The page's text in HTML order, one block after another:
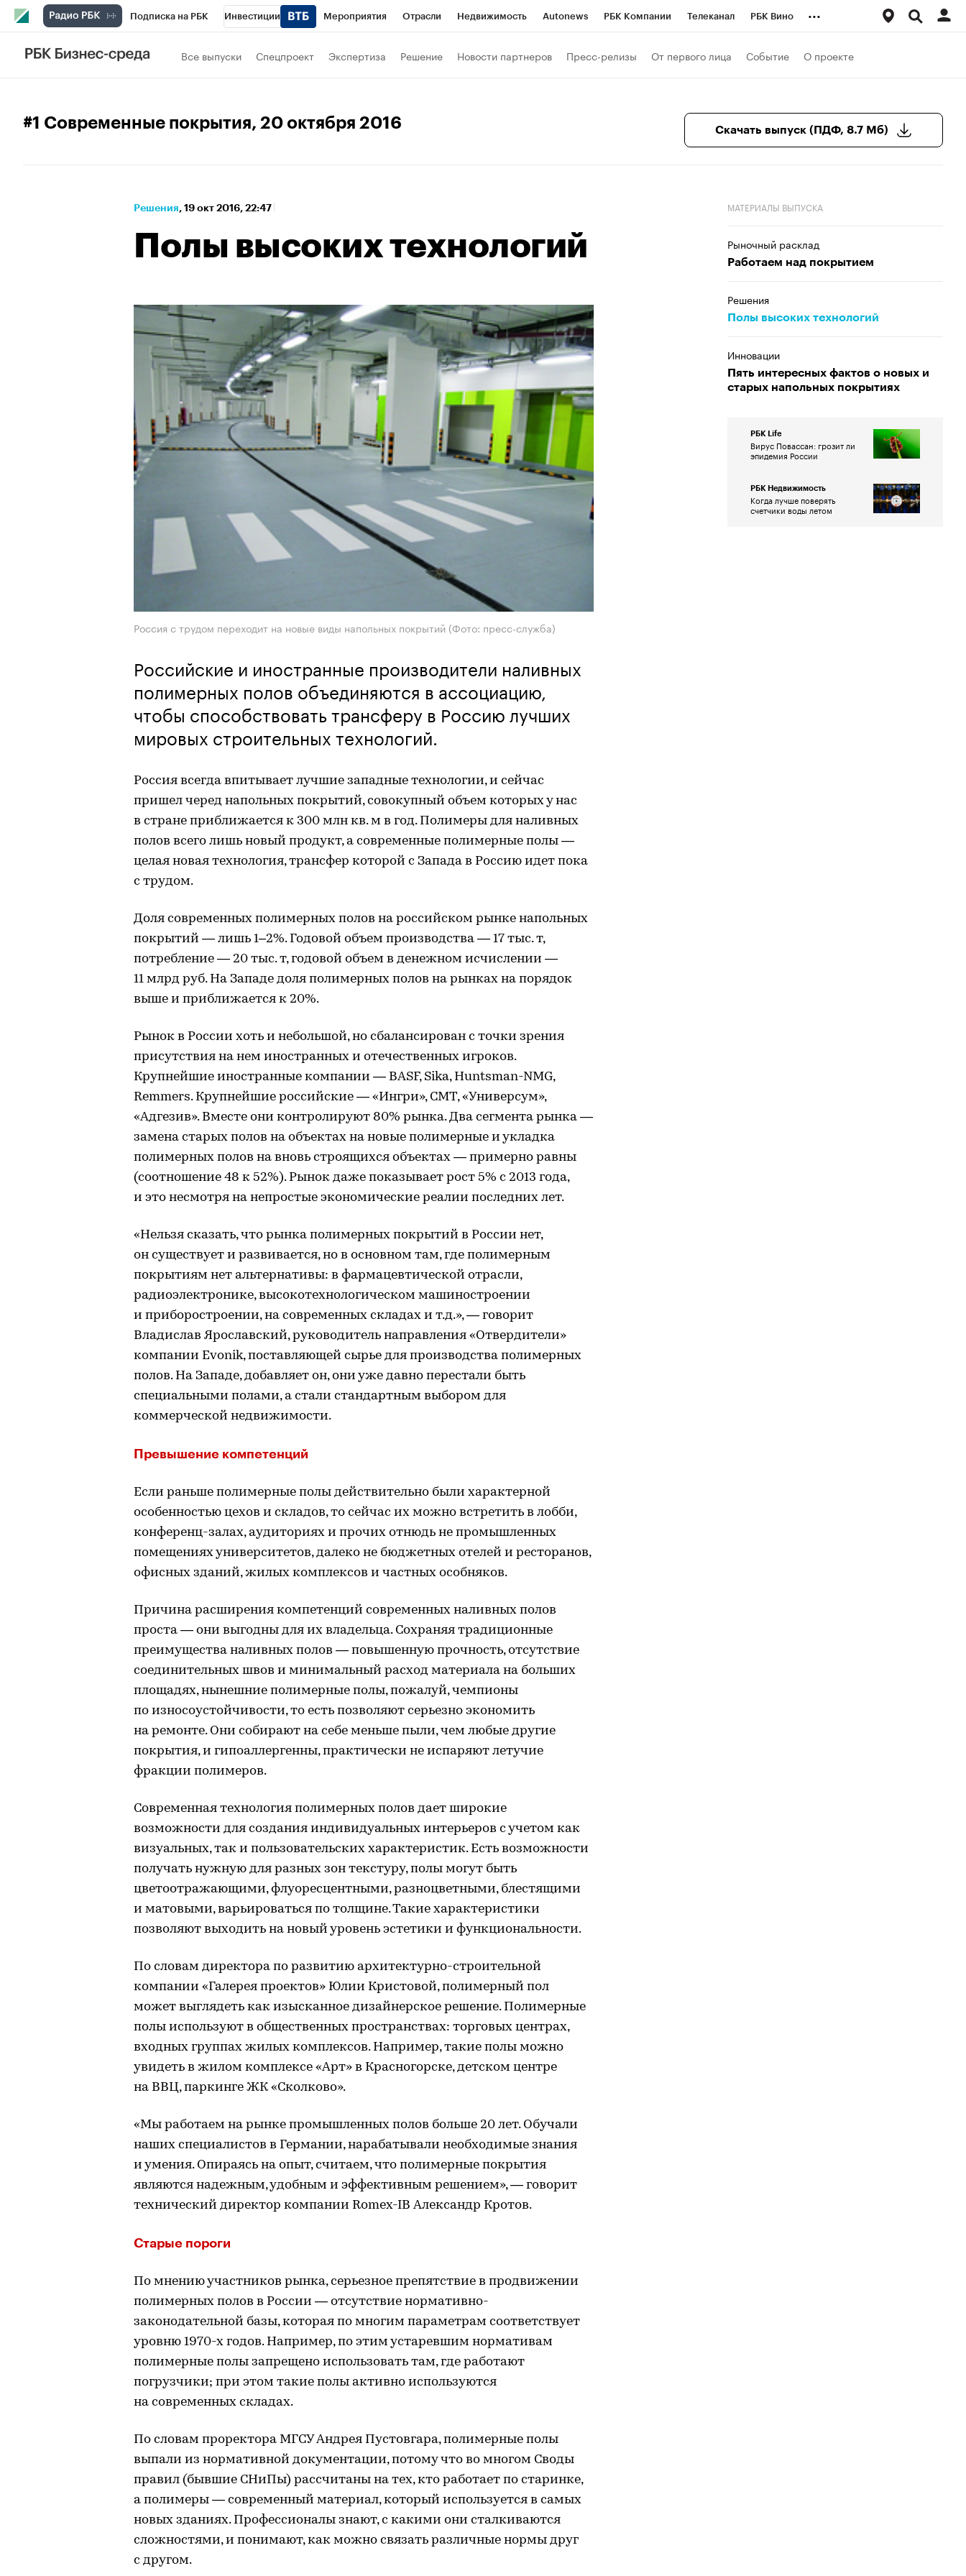
Подписка на РБК Инвестиции Мероприятия Отрасли Недвижимость Autonews РБК Компании Телеканал РБК Вино
Спорт
Бизнес
...
Все выпуски Спецпроект Экспертиза Решение Новости партнеров Пресс-релизы От первого лица Событие О проекте
#1 Современные покрытия, 20 октября 2016 Скачать выпуск (ПДФ, 8.7 Мб)
Решения⁠, 19 окт 2016, 22:47
Полы высоких технологий
Россия с трудом переходит на новые виды напольных покрытий (Фото: пресс-служба)
Российские и иностранные производители наливных
полимерных полов объединяются в ассоциацию,
чтобы способствовать трансферу в Россию лучших
мировых строительных технологий.
Россия всегда впитывает лучшие западные технологии, и сейчас
пришел черед напольных покрытий, совокупный объем которых у нас
в стране приближается к 300 млн кв. м в год. Полимеры для наливных
полов всего лишь новый продукт, а современные полимерные полы —
целая новая технология, трансфер которой с Запада в Россию идет пока
с трудом.
Доля современных полимерных полов на российском рынке напольных
покрытий — лишь 1–2%. Годовой объем производства — 17 тыс. т,
потребление — 20 тыс. т, годовой объем в денежном исчислении —
11 млрд руб. На Западе доля полимерных полов на рынках на порядок
выше и приближается к 20%.
Рынок в России хоть и небольшой, но сбалансирован с точки зрения
присутствия на нем иностранных и отечественных игроков.
Крупнейшие иностранные компании — BASF, Sika, Huntsman-NMG,
Remmers. Крупнейшие российские — «Ингри», СМТ, «Универсум»,
«Адгезив». Вместе они контролируют 80% рынка. Два сегмента рынка —
замена старых полов на объектах на новые полимерные и укладка
полимерных полов на вновь строящихся объектах — примерно равны
(соотношение 48 к 52%). Рынок даже показывает рост 5% с 2013 года,
и это несмотря на непростые экономические реалии последних лет.
«Нельзя сказать, что рынка полимерных покрытий в России нет,
он существует и развивается, но в основном там, где полимерным
покрытиям нет альтернативы: в фармацевтической отрасли,
радиоэлектронике, высокотехнологическом машиностроении
и приборостроении, на современных складах и т.д.», — говорит
Владислав Ярославский, руководитель направления «Отвердители»
компании Evonik, поставляющей сырье для производства полимерных
полов. На Западе, добавляет он, они уже давно перестали быть
специальными полами, а стали стандартным выбором для
коммерческой недвижимости.
Превышение компетенций
Если раньше полимерные полы действительно были характерной
особенностью цехов и складов, то сейчас их можно встретить в лобби,
конференц-залах, аудиториях и прочих отнюдь не промышленных
помещениях университетов, далеко не бюджетных отелей и ресторанов,
офисных зданий, жилых комплексов и частных особняков.
Причина расширения компетенций современных наливных полов
проста — они выгодны для их владельца. Сохраняя традиционные
преимущества наливных полов — повышенную прочность, отсутствие
соединительных швов и минимальный расход материала на больших
площадях, нынешние полимерные полы, пожалуй, чемпионы
по износоустойчивости, то есть позволяют серьезно экономить
на ремонте. Они собирают на себе меньше пыли, чем любые другие
покрытия, и гипоаллергенны, практически не испаряют летучие
фракции полимеров.
Современная технология полимерных полов дает широкие
возможности для создания индивидуальных интерьеров с учетом как
визуальных, так и пользовательских характеристик. Есть возможности
получать нужную для разных зон текстуру, полы могут быть
цветоотражающими, флуоресцентными, разноцветными, блестящими
и матовыми, варьироваться по толщине. Такие характеристики
позволяют выходить на новый уровень эстетики и функциональности.
По словам директора по развитию архитектурно-строительной
компании «Галерея проектов» Юлии Кристовой, полимерный пол
может выглядеть как изысканное дизайнерское решение. Полимерные
полы используют в общественных пространствах: торговых центрах,
входных группах жилых комплексов. Например, такие полы можно
увидеть в жилом комплексе «Арт» в Красногорске, детском центре
на ВВЦ, паркинге ЖК «Сколково».
«Мы работаем на рынке промышленных полов больше 20 лет. Обучали
наших специалистов в Германии, нарабатывали необходимые знания
и умения. Опираясь на опыт, считаем, что полимерные покрытия
являются надежным, удобным и эффективным решением», — говорит
технический директор компании Romex-IB Александр Кротов.
Старые пороги
По мнению участников рынка, серьезное препятствие в продвижении
полимерных полов в России — отсутствие нормативно-
законодательной базы, которая по многим параметрам соответствует
уровню 1970-х годов. Например, по этим устаревшим нормативам
полимерные полы запрещено использовать там, где работают
погрузчики; при этом такие полы активно используются
на современных складах.
По словам проректора МГСУ Андрея Пустовгара, полимерные полы
выпали из нормативной документации, потому что во многом Своды
правил (бывшие СНиПы) рассчитаны на тех, кто работает по старинке,
а полимеры — современный материал, который используется в самых
новых зданиях. Профессионалы знают, с какими они сталкиваются
сложностями, и понимают, как можно связать различные нормы друг
с другом.
МАТЕРИАЛЫ ВЫПУСКА
Рыночный расклад
Работаем над покрытием
Решения
Полы высоких технологий
Инновации
Пять интересных фактов о новых и
старых напольных покрытиях
РБК Life
Вирус Повассан: грозит ли
эпидемия России
РБК Недвижимость
Когда лучше поверять
счетчики воды летом